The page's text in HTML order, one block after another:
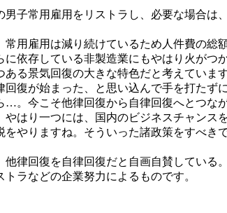
子常用雇用をリストラし、必要な場合
用雇用は減り続けているため人件費の
依存している非製造業にもやはり火が
る景気回復の大きな特色だと考えています
復が始まった、と思い込んで手を打た
。今こそ他律回復から自律回復へとつな
はり一つには、国内のビジネスチャン
やりますね。そういった諸政策をすべ
律回復を自律回復だと自画自賛してい
ラなどの企業努力によるものです。